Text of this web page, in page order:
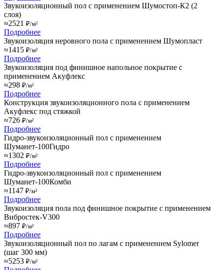
Звукоизоляционный пол с применением Шумостоп-К2 (2
слоя)
≈2521 ₽/м²
Подробнее
Звукоизоляция неровного пола с применением Шумопласт
≈1415 ₽/м²
Подробнее
Звукоизоляция под финишное напольное покрытие с
применением Акуфлекс
≈298 ₽/м²
Подробнее
Конструкция звукоизоляционного пола с применением
Акуфлекс под стяжкой
≈726 ₽/м²
Подробнее
Гидро-звукоизоляционный пол с применением
Шуманет-100Гидро
≈1302 ₽/м²
Подробнее
Гидро-звукоизоляционный пол с применением
Шуманет-100Комби
≈1147 ₽/м²
Подробнее
Звукоизоляция пола под финишное покрытие с применением
Вибростек-V300
≈897 ₽/м²
Подробнее
Звукоизоляционный пол по лагам с применением Sylomer
(шаг 300 мм)
≈5253 ₽/м²